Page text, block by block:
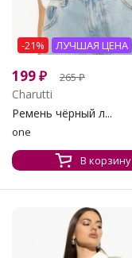
-21% ЛУЧШАЯ ЦЕНА
199₽ 265₽
Charutti
Ремень чёрный л...
one
В корзину